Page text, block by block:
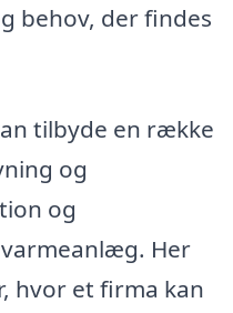
behov, der findes
tilbyde en række
og
og
Her
hvor et firma kan